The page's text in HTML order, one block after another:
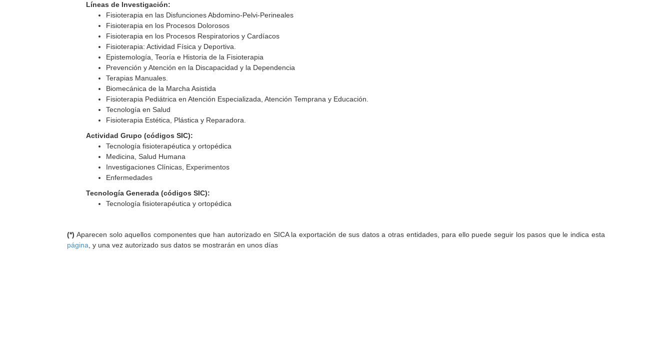
Líneas de Investigación:
Fisioterapia en las Disfunciones Abdomino-Pelvi-Perineales
Fisioterapia en los Procesos Dolorosos
Fisioterapia en los Procesos Respiratorios y Cardíacos
Fisioterapia: Actividad Física y Deportiva.
Epistemología, Teoría e Historia de la Fisioterapia
Prevención y Atención en la Discapacidad y la Dependencia
Terapias Manuales.
Biomecánica de la Marcha Asistida
Fisioterapia Pediátrica en Atención Especializada, Atención Temprana y Educación.
Tecnología en Salud
Fisioterapia Estética, Plástica y Reparadora.
Actividad Grupo (códigos SIC):
Tecnología fisioterapéutica y ortopédica
Medicina, Salud Humana
Investigaciones Clínicas, Experimentos
Enfermedades
Tecnología Generada (códigos SIC):
Tecnología fisioterapéutica y ortopédica
(*) Aparecen solo aquellos componentes que han autorizado en SICA la exportación de sus datos a otras entidades, para ello puede seguir los pasos que le indica esta
página , y una vez autorizado sus datos se mostrarán en unos días